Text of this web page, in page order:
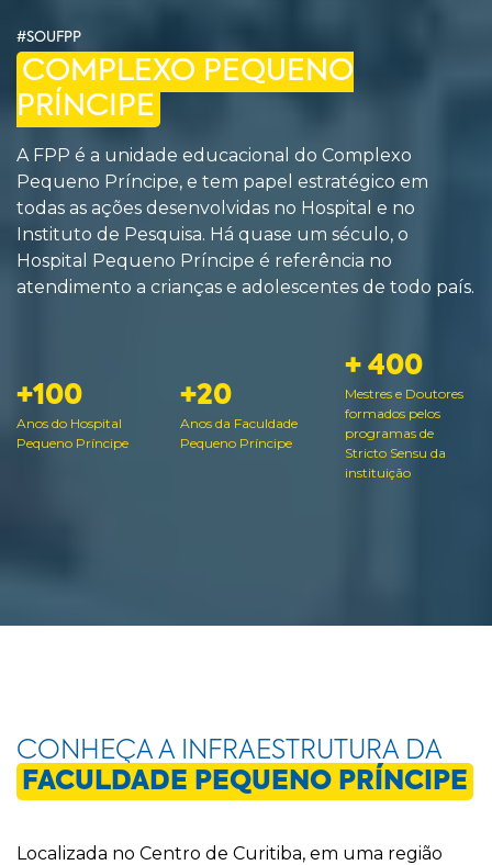
#SOUFPP
COMPLEXO PEQUENO
PRÍNCIPE
A FPP é a unidade educacional do Complexo
Pequeno Príncipe, e tem papel estratégico em
todas as ações desenvolvidas no Hospital e no
Instituto de Pesquisa. Há quase um século, o
Hospital Pequeno Príncipe é referência no
atendimento a crianças e adolescentes de todo país.
+100
Anos do Hospital
Pequeno Príncipe
+20
Anos da Faculdade
Pequeno Príncipe
+ 400
Mestres e Doutores
formados pelos
programas de
Stricto Sensu da
instituição
CONHEÇA A INFRAESTRUTURA DA
FACULDADE PEQUENO PRÍNCIPE
Localizada no Centro de Curitiba, em uma região